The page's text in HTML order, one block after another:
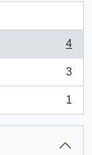
4
3
1